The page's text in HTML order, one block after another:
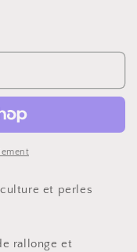
et perles
rallonge et